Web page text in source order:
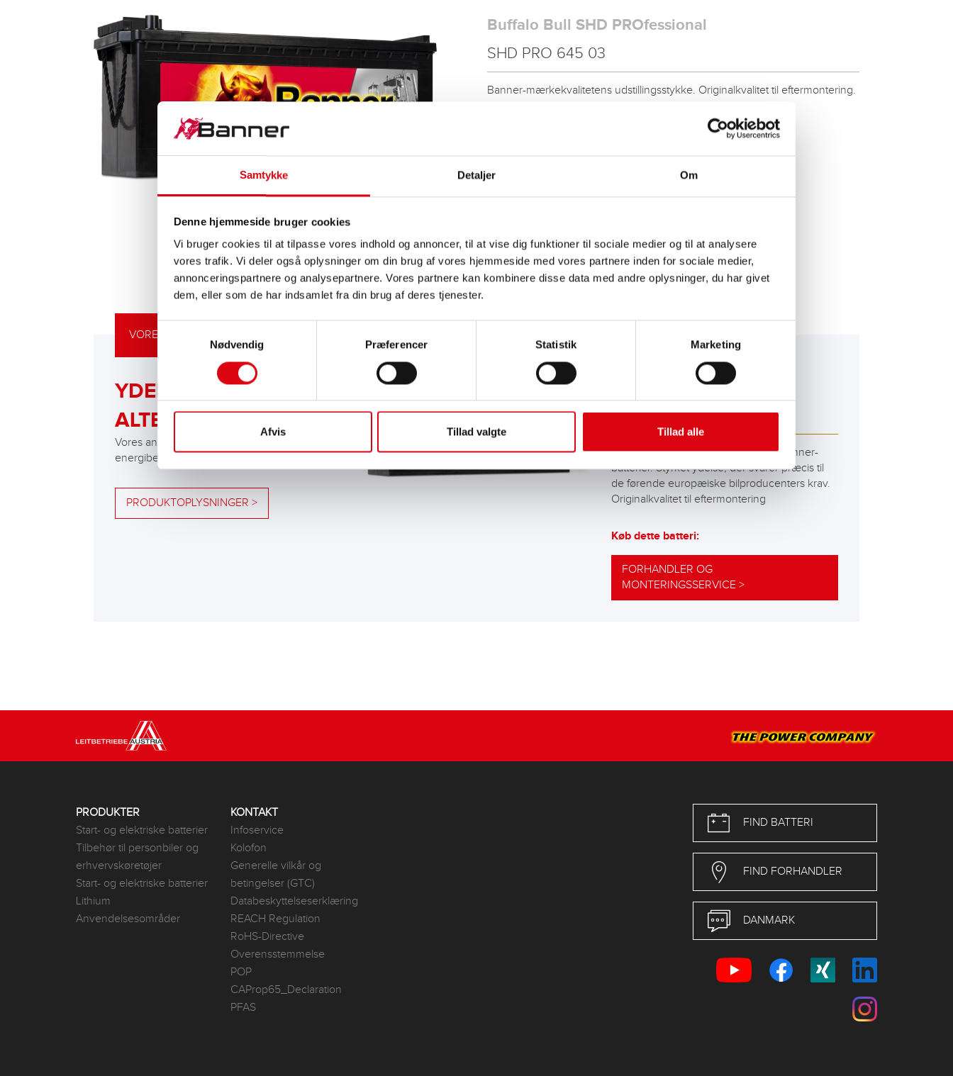
Samtykke Detaljer Om
Denne hjemmeside bruger cookies
Vi bruger cookies til at tilpasse vores indhold og annoncer, til at vise dig funktioner til sociale medier og til at analysere
vores trafik. Vi deler også oplysninger om din brug af vores hjemmeside med vores partnere inden for sociale medier,
annonceringspartnere og analysepartnere. Vores partnere kan kombinere disse data med andre oplysninger, du har givet
dem, eller som de har indsamlet fra din brug af deres tjenester.
Samtykkevalg
Nødvendig
Præferencer Statistik Marketing
Afvis Tillad valgte Tillad alle
Buffalo Bull SHD PROfessional
SHD PRO 645 03
Banner-mærkekvalitetens udstillingsstykke. Originalkvalitet til eftermontering.
Køb dette batteri:
YDELSESSTÆRKT
ALTERNATIV
Vores anbefaling til køretøjer med højere
energibehov eller højere koldstartskrav
PRODUKTOPLYSNINGER >
Buffalo Bull EFB
EFB 650 17
De bedste og mest ydelsesstærke Banner-
batterier. Styrket ydelse, der svarer præcis til
de førende europæiske bilproducenters krav.
Originalkvalitet til eftermontering
Køb dette batteri:
FORHANDLER OG
MONTERINGSSERVICE >
VORES OPGRADERINGSANBEFALINGER
PRODUKTER
Start- og elektriske batterier
Tilbehør til personbiler og
erhvervskøretøjer
Start- og elektriske batterier
Lithium
Anvendelsesområder
KONTAKT
Infoservice
Kolofon
Generelle vilkår og
betingelser (GTC)
Databeskyttelseserklæring
REACH Regulation
RoHS-Directive
Overensstemmelse
POP
CAProp65_Declaration
PFAS
FIND BATTERI
FIND FORHANDLER
DANMARK